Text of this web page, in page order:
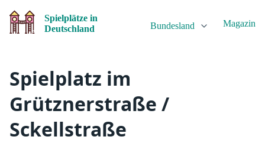
Spielplätze in
Deutschland
Bundesland Magazin
Spielplatz im
Grütznerstraße /
Sckellstraße